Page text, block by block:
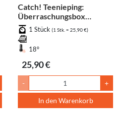
Catch! Teenieping:
Überraschungsbox
Juwelen-
Hochzeitsprinzessin 1
Stück (zufällig)
1 Stück (1 Stk. = 25,90 €)
18°
25,90 €
- +
In den Warenkorb